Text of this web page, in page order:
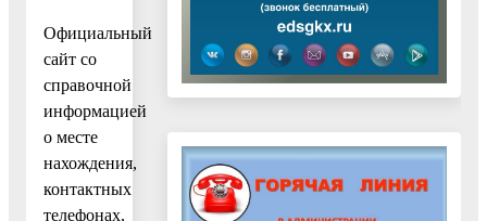
Официальный
сайт cо
справочной
информацией
о месте
нахождения,
контактных
телефонах,